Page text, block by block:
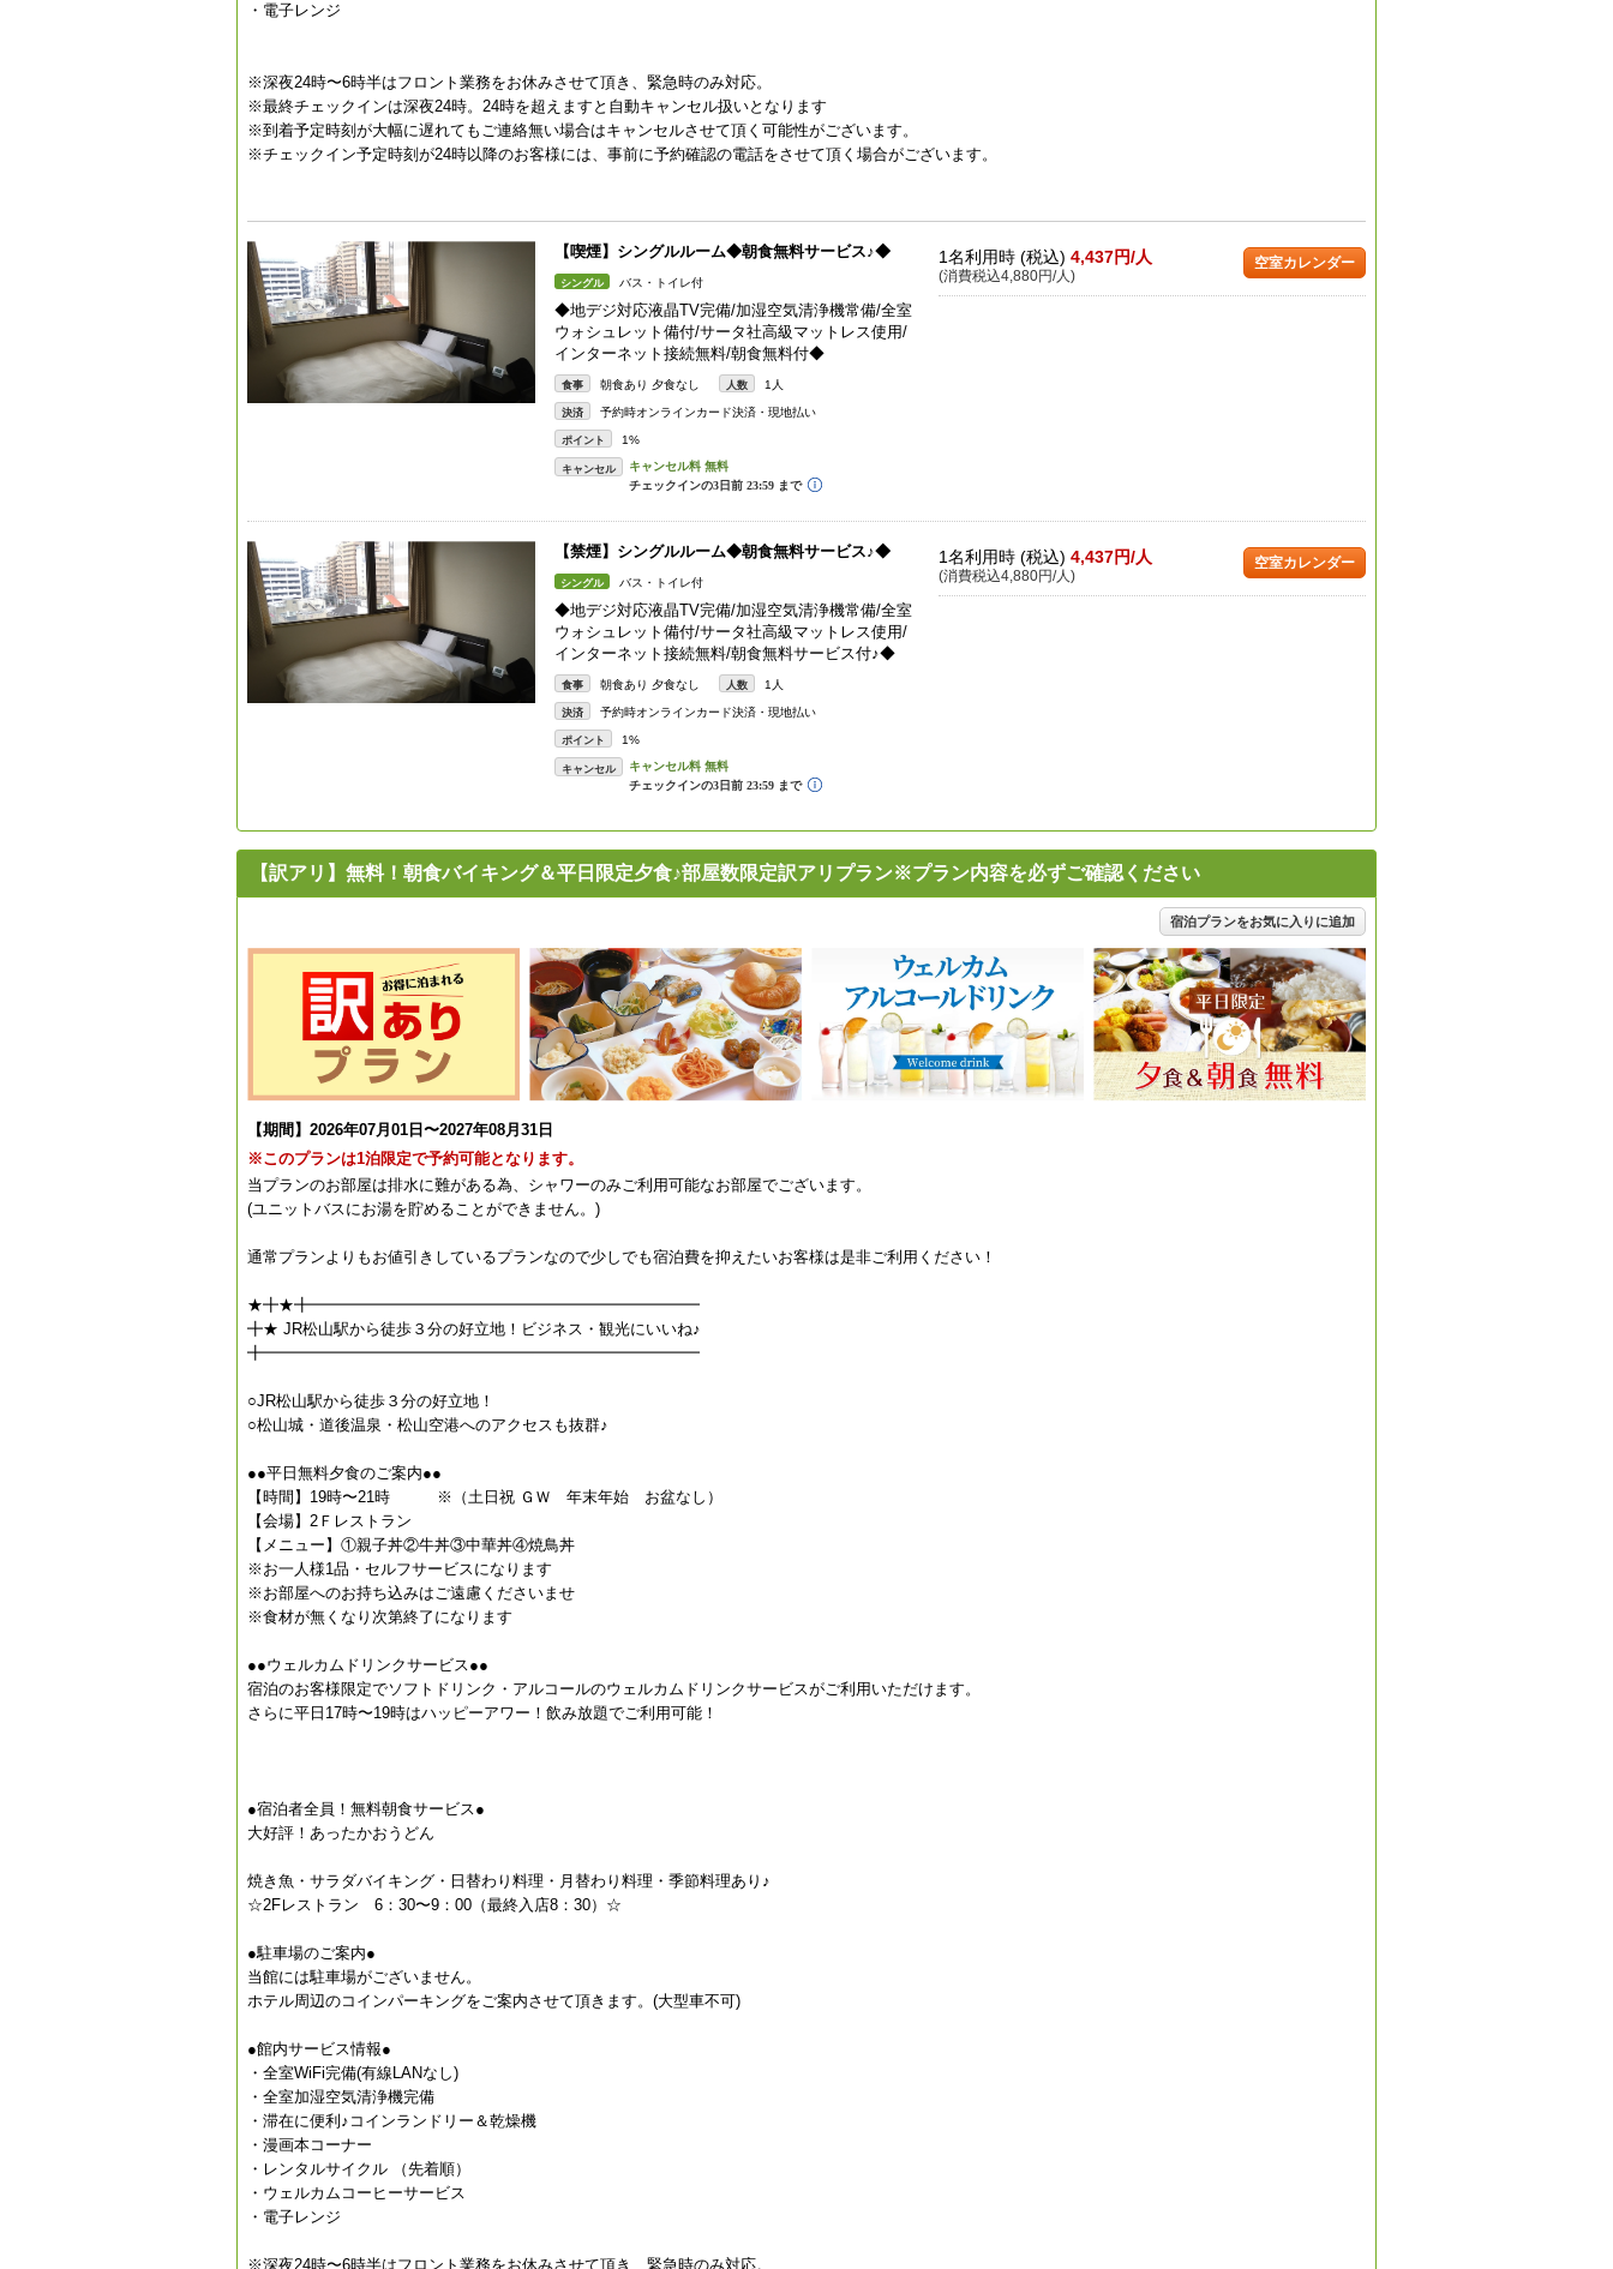
・電子レンジ
※深夜24時〜6時半はフロント業務をお休みさせて頂き、緊急時のみ対応。
※最終チェックインは深夜24時。24時を超えますと自動キャンセル扱いとなります
※到着予定時刻が大幅に遅れてもご連絡無い場合はキャンセルさせて頂く可能性がございます。
※チェックイン予定時刻が24時以降のお客様には、事前に予約確認の電話をさせて頂く場合がございます。
【喫煙】シングルルーム◆朝食無料サービス♪◆
シングル バス・トイレ付
◆地デジ対応液晶TV完備/加湿空気清浄機常備/全室
ウォシュレット備付/サータ社高級マットレス使用/
インターネット接続無料/朝食無料付◆
食事 朝食あり 夕食なし 人数 1人
決済 予約時オンラインカード決済・現地払い
ポイント 1%
キャンセル
1名利用時 (税込) 4,437円/人
(消費税込4,880円/人)
空室カレンダー
【禁煙】シングルルーム◆朝食無料サービス♪◆
シングル バス・トイレ付
◆地デジ対応液晶TV完備/加湿空気清浄機常備/全室
ウォシュレット備付/サータ社高級マットレス使用/
インターネット接続無料/朝食無料サービス付♪◆
食事 朝食あり 夕食なし 人数 1人
決済 予約時オンラインカード決済・現地払い
ポイント 1%
キャンセル
1名利用時 (税込) 4,437円/人
(消費税込4,880円/人)
空室カレンダー
【訳アリ】無料！朝食バイキング＆平日限定夕食♪部屋数限定訳アリプラン※プラン内容を必ずご確認ください
宿泊プランをお気に入りに追加
【期間】2026年07月01日〜2027年08月31日
※このプランは1泊限定で予約可能となります。
当プランのお部屋は排水に難がある為、シャワーのみご利用可能なお部屋でございます。
(ユニットバスにお湯を貯めることができません。)
通常プランよりもお値引きしているプランなので少しでも宿泊費を抑えたいお客様は是非ご利用ください！
★╋★╋━━━━━━━━━━━━━━━━━━━━━━━━━
╋★ JR松山駅から徒歩３分の好立地！ビジネス・観光にいいね♪
╋━━━━━━━━━━━━━━━━━━━━━━━━━━━━
○JR松山駅から徒歩３分の好立地！
○松山城・道後温泉・松山空港へのアクセスも抜群♪
●●平日無料夕食のご案内●●
【時間】19時〜21時 ※（土日祝 ＧＷ 年末年始 お盆なし）
【会場】2Ｆレストラン
【メニュー】①親子丼②牛丼③中華丼④焼鳥丼
※お一人様1品・セルフサービスになります
※お部屋へのお持ち込みはご遠慮くださいませ
※食材が無くなり次第終了になります
●●ウェルカムドリンクサービス●●
宿泊のお客様限定でソフトドリンク・アルコールのウェルカムドリンクサービスがご利用いただけます。
さらに平日17時〜19時はハッピーアワー！飲み放題でご利用可能！
●宿泊者全員！無料朝食サービス●
大好評！あったかおうどん
焼き魚・サラダバイキング・日替わり料理・月替わり料理・季節料理あり♪
☆2Fレストラン 6：30〜9：00（最終入店8：30）☆
●駐車場のご案内●
当館には駐車場がございません。
ホテル周辺のコインパーキングをご案内させて頂きます。(大型車不可)
●館内サービス情報●
・全室WiFi完備(有線LANなし)
・全室加湿空気清浄機完備
・滞在に便利♪コインランドリー＆乾燥機
・漫画本コーナー
・レンタルサイクル （先着順）
・ウェルカムコーヒーサービス
・電子レンジ
※深夜24時〜6時半はフロント業務をお休みさせて頂き、緊急時のみ対応。